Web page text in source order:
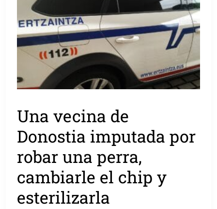
Una vecina de
Donostia imputada por
robar una perra,
cambiarle el chip y
esterilizarla